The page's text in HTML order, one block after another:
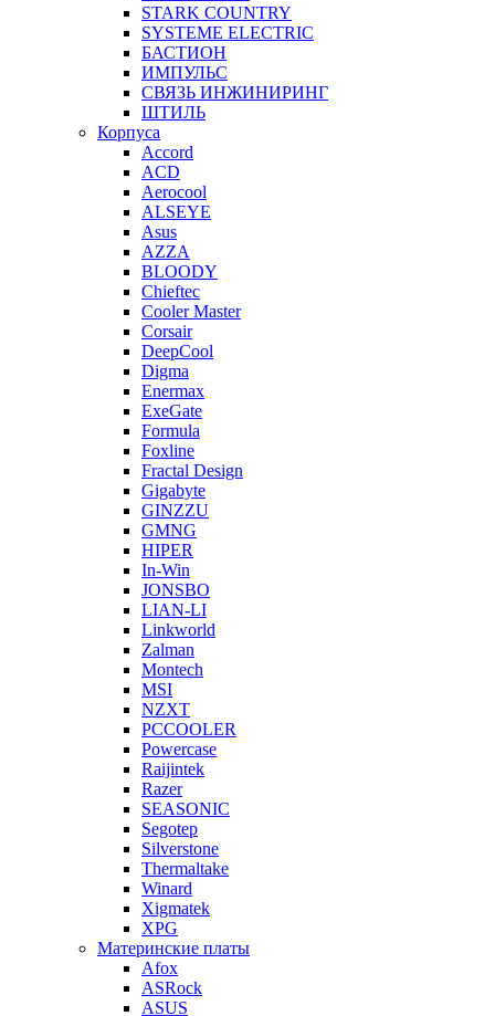
STARK COUNTRY
SYSTEME ELECTRIC
БАСТИОН
ИМПУЛЬС
СВЯЗЬ ИНЖИНИРИНГ
ШТИЛЬ
Корпуса
Accord
ACD
Aerocool
ALSEYE
Asus
AZZA
BLOODY
Chieftec
Cooler Master
Corsair
DeepCool
Digma
Enermax
ExeGate
Formula
Foxline
Fractal Design
Gigabyte
GINZZU
GMNG
HIPER
In-Win
JONSBO
LIAN-LI
Linkworld
Zalman
Montech
MSI
NZXT
PCCOOLER
Powercase
Raijintek
Razer
SEASONIC
Segotep
Silverstone
Thermaltake
Winard
Xigmatek
XPG
Материнские платы
Afox
ASRock
ASUS